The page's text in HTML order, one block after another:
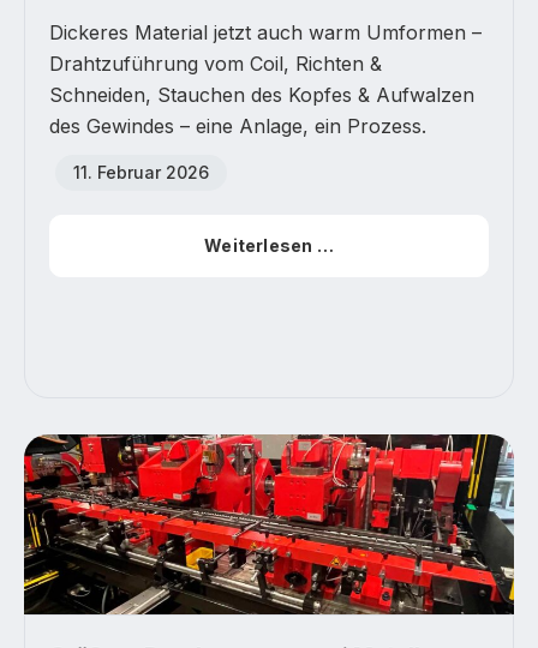
Dickeres Material jetzt auch warm Umformen –
Drahtzuführung vom Coil, Richten &
Schneiden, Stauchen des Kopfes & Aufwalzen
des Gewindes – eine Anlage, ein Prozess.
11. Februar 2026
Weiterlesen …